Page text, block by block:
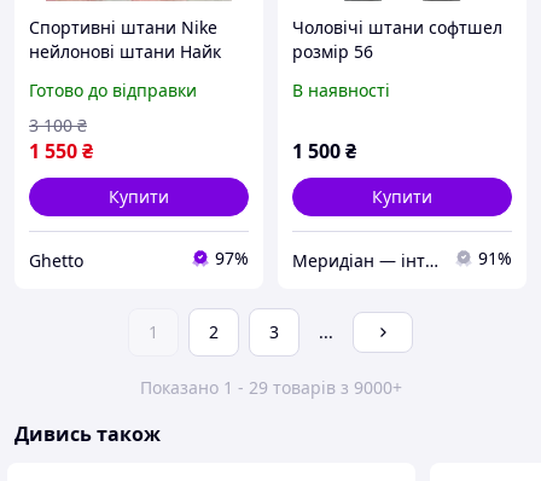
Спортивні штани Nike
нейлонові штани Найк
Готово до відправки
1 550₴
3 100 ₴
Купити
Ghetto 97%
Чоловічі штани софтшел
розмір 56
В наявності
1 500₴
Купити
Меридіан — інтернет-магазин одягу та спорядження для туризму, кемпінгу та риболовлі 91%
1 2 3 ...
Показано 1 - 29 товарів з 9000+
Дивись також